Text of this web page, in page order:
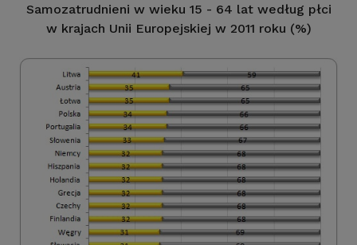
Samozatrudnieni w wieku 15 - 64 lat według płci
w krajach Unii Europejskiej w 2011 roku (%)